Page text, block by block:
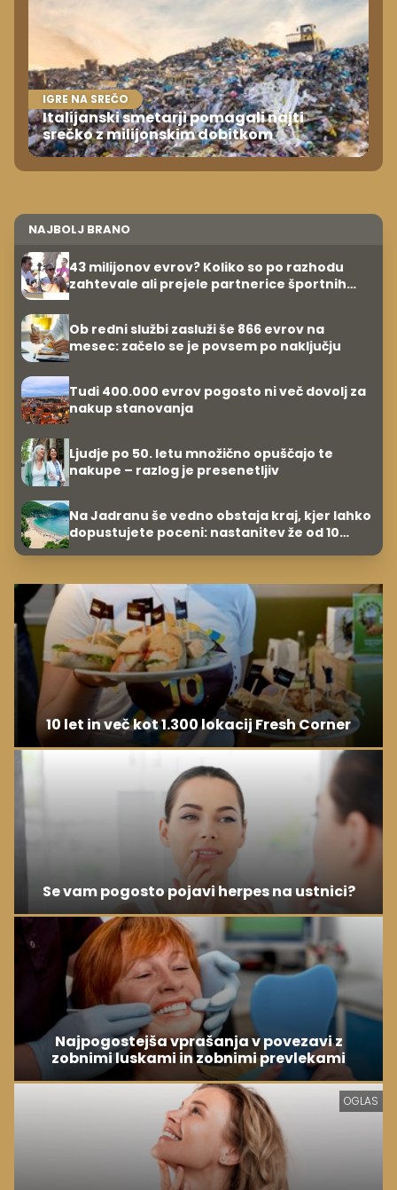
IGRE NA SREČO
Italijanski smetarji pomagali najti
srečko z milijonskim dobitkom
NAJBOLJ BRANO
43 milijonov evrov? Koliko so po razhodu
zahtevale ali prejele partnerice športnih
Ob redni službi zasluži še 866 evrov na
mesec: začelo se je povsem po naključju
Tudi 400.000 evrov pogosto ni več dovolj za
nakup stanovanja
Ljudje po 50. letu množično opuščajo te
nakupe – razlog je presenetljiv
Na Jadranu še vedno obstaja kraj, kjer lahko
dopustujete poceni: nastanitev že od 10
10 let in več kot 1.300 lokacij Fresh Corner
Se vam pogosto pojavi herpes na ustnici?
Najpogostejša vprašanja v povezavi z
zobnimi luskami in zobnimi prevlekami
OGLAS